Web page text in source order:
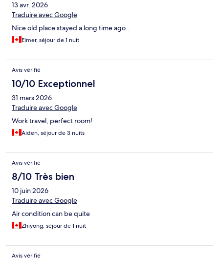
13 avr. 2026
Traduire avec Google
Nice old place stayed a long time ago..
Elmer, séjour de 1 nuit
Avis vérifié
10/10 Exceptionnel
31 mars 2026
Traduire avec Google
Work travel, perfect room!
Aiden, séjour de 3 nuits
Avis vérifié
8/10 Très bien
10 juin 2026
Traduire avec Google
Air condition can be quite
Zhiyong, séjour de 1 nuit
Avis vérifié